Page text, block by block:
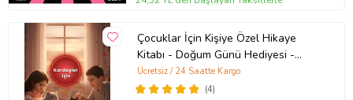
Çocuklar İçin Kişiye Özel Hikaye
Kitabı - Doğum Günü Hediyesi -
Okuma Hediyesi
(4)
Ücretsiz / 24 Saatte Kargo